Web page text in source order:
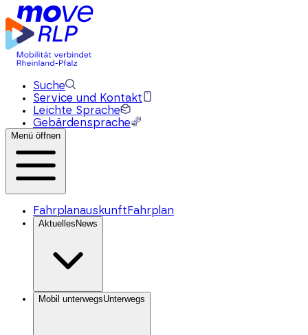
Suche
Service und Kontakt
Leichte Sprache
Gebärdensprache
Menü öffnen
Fahrplanauskunft Fahrplan
Aktuelles News
Mobil unterwegsUnterwegs